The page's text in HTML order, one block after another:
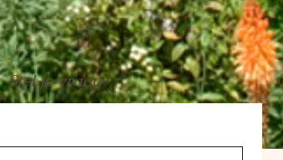
Stel je vraag